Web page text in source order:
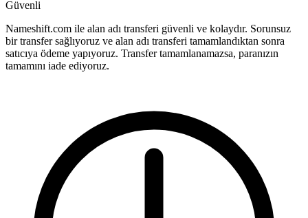
Güvenli
Nameshift.com ile alan adı transferi güvenli ve kolaydır. Sorunsuz
bir transfer sağlıyoruz ve alan adı transferi tamamlandıktan sonra
satıcıya ödeme yapıyoruz. Transfer tamamlanamazsa, paranızın
tamamını iade ediyoruz.